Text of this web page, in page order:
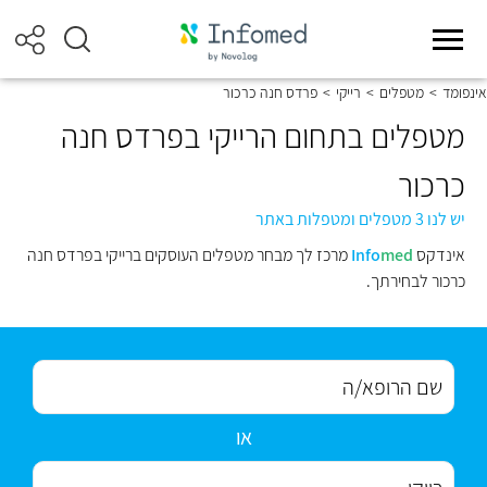
אינפומד > מטפלים > רייקי > פרדס חנה כרכור
מטפלים בתחום הרייקי בפרדס חנה
כרכור
יש לנו 3 מטפלים ומטפלות באתר
אינדקס
Infomed
מרכז לך מבחר מטפלים העוסקים ברייקי בפרדס חנה
כרכור לבחירתך.
או